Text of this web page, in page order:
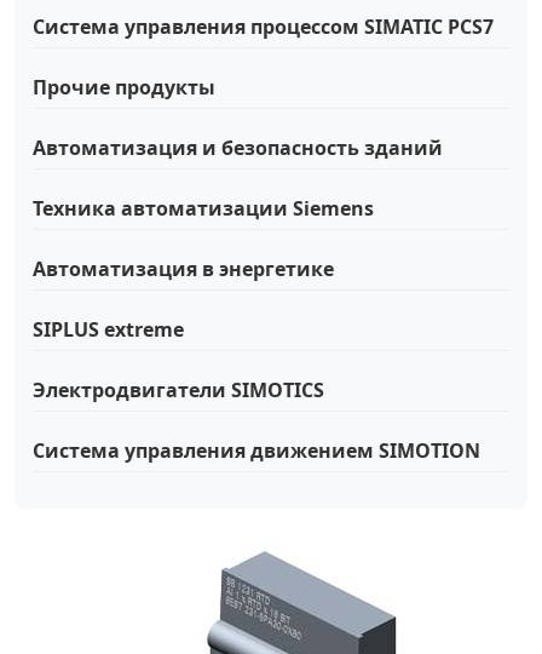
Система управления процессом SIMATIC PCS7
Прочие продукты
Автоматизация и безопасность зданий
Техника автоматизации Siemens
Автоматизация в энергетике
SIPLUS extreme
Электродвигатели SIMOTICS
Система управления движением SIMOTION